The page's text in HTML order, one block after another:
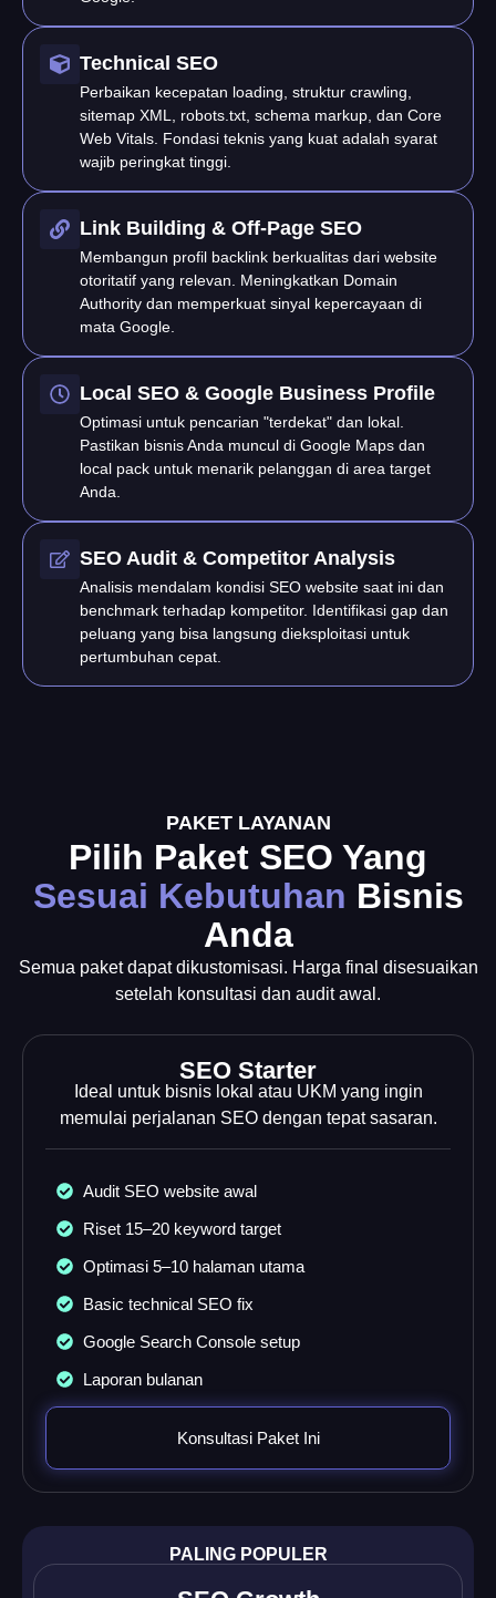
Technical SEO
Perbaikan kecepatan loading, struktur crawling,
sitemap XML, robots.txt, schema markup, dan Core
Web Vitals. Fondasi teknis yang kuat adalah syarat
wajib peringkat tinggi.
Link Building & Off-Page SEO
Membangun profil backlink berkualitas dari website
otoritatif yang relevan. Meningkatkan Domain
Authority dan memperkuat sinyal kepercayaan di
mata Google.
Local SEO & Google Business Profile
Optimasi untuk pencarian "terdekat" dan lokal.
Pastikan bisnis Anda muncul di Google Maps dan
local pack untuk menarik pelanggan di area target
Anda.
SEO Audit & Competitor Analysis
Analisis mendalam kondisi SEO website saat ini dan
benchmark terhadap kompetitor. Identifikasi gap dan
peluang yang bisa langsung dieksploitasi untuk
pertumbuhan cepat.
PAKET LAYANAN
Pilih Paket SEO Yang
Sesuai Kebutuhan Bisnis
Anda
Semua paket dapat dikustomisasi. Harga final disesuaikan
setelah konsultasi dan audit awal.
SEO Starter
Ideal untuk bisnis lokal atau UKM yang ingin
memulai perjalanan SEO dengan tepat sasaran.
Audit SEO website awal
Riset 15–20 keyword target
Optimasi 5–10 halaman utama
Basic technical SEO fix
Google Search Console setup
Laporan bulanan
Konsultasi Paket Ini
PALING POPULER